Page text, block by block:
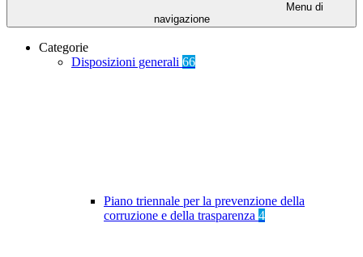
Menu di
navigazione
Categorie
Disposizioni generali 66
Piano triennale per la prevenzione della
corruzione e della trasparenza 4